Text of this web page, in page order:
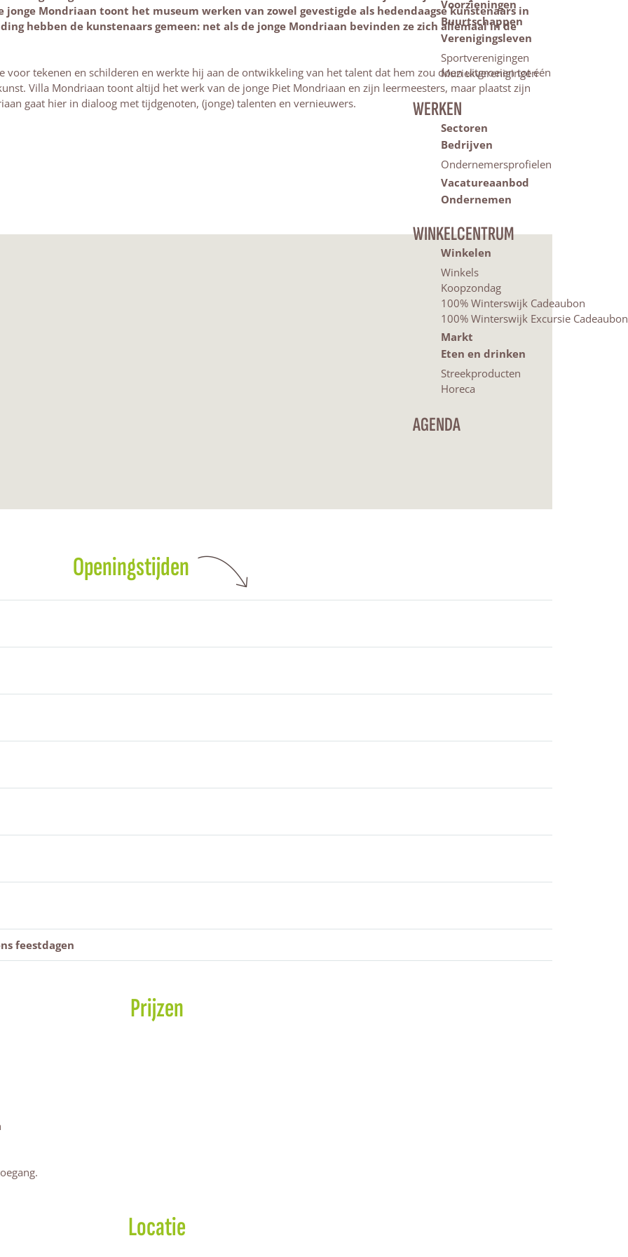
Voorzieningen
Buurtschappen
Verenigingsleven
Sportverenigingen
Muziekverenigingen
WERKEN
Sectoren
Bedrijven
Ondernemersprofielen
Vacatureaanbod
Ondernemen
WINKELCENTRUM
Winkelen
Winkels
Koopzondag
100% Winterswijk Cadeaubon
100% Winterswijk Excursie Cadeaubon
Markt
Eten en drinken
Streekproducten
Horeca
AGENDA
Mondriaan toont het museum werken van zowel gevestigde als hedendaagse kunstenaars in
hebben de kunstenaars gemeen: net als de jonge Mondriaan bevinden ze zich allemaal in de
voor tekenen en schilderen en werkte hij aan de ontwikkeling van het talent dat hem zou doen uitgroeien tot één
Villa Mondriaan toont altijd het werk van de jonge Piet Mondriaan en zijn leermeesters, maar plaatst zijn
gaat hier in dialoog met tijdgenoten, (jonge) talenten en vernieuwers.
Openingstijden
feestdagen
Prijzen
Locatie